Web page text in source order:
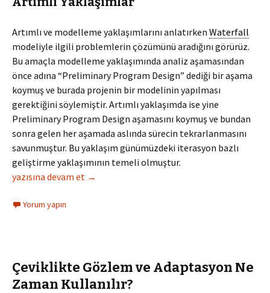
Artımlı ve modelleme yaklaşımlarını anlatırken Waterfall
modeliyle ilgili problemlerin çözümünü aradığını görürüz.
Bu amaçla modelleme yaklaşımında analiz aşamasından
önce adına “Preliminary Program Design” dediği bir aşama
koymuş ve burada projenin bir modelinin yapılması
gerektiğini söylemiştir. Artımlı yaklaşımda ise yine
Preliminary Program Design aşamasını koymuş ve bundan
sonra gelen her aşamada aslında sürecin tekrarlanmasını
savunmuştur. Bu yaklaşım günümüzdeki iterasyon bazlı
geliştirme yaklaşımının temeli olmuştur.
Winston Royce & Waterfall & Çeviklik
yazısına devam et →
Yorum yapın
Çeviklikte Gözlem ve Adaptasyon Ne
Zaman Kullanılır?